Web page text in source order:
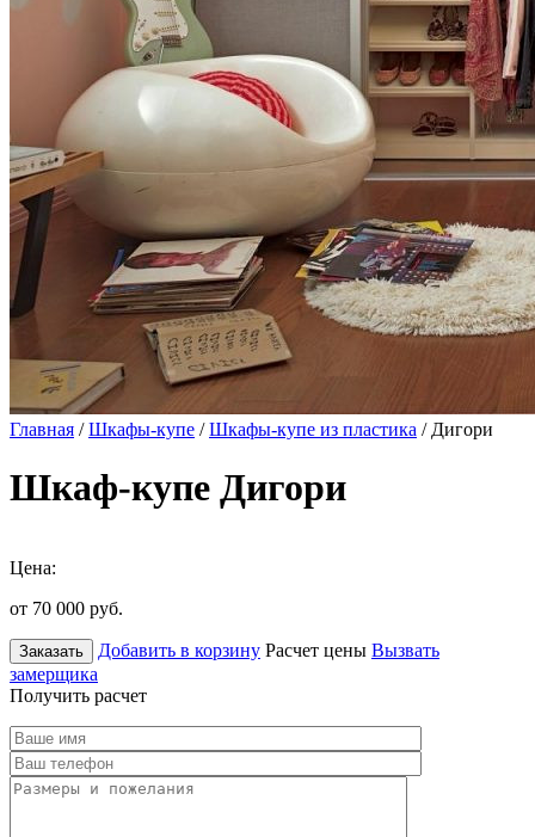
Главная /Шкафы-купе /Шкафы-купе из пластика / Дигори
Шкаф-купе Дигори
Цена:
от 70 000 руб.
Заказать Добавить в корзину Расчет цены Вызвать
замерщика
Получить расчет